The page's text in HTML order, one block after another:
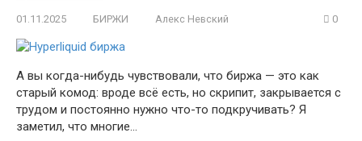
01.11.2025 БИРЖИ Алекс Невский 0
А вы когда-нибудь чувствовали, что биржа — это как
старый комод: вроде всё есть, но скрипит, закрывается с
трудом и постоянно нужно что-то подкручивать? Я
заметил, что многие…